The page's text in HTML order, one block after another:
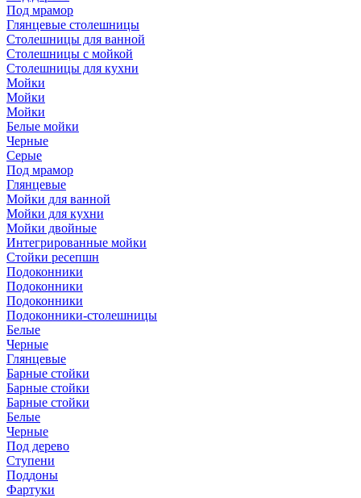
Под мрамор
Глянцевые столешницы
Столешницы для ванной
Столешницы с мойкой
Столешницы для кухни
Мойки
Мойки
Мойки
Белые мойки
Черные
Серые
Под мрамор
Глянцевые
Мойки для ванной
Мойки для кухни
Мойки двойные
Интегрированные мойки
Стойки ресепшн
Подоконники
Подоконники
Подоконники
Подоконники-столешницы
Белые
Черные
Глянцевые
Барные стойки
Барные стойки
Барные стойки
Белые
Черные
Под дерево
Ступени
Поддоны
Фартуки